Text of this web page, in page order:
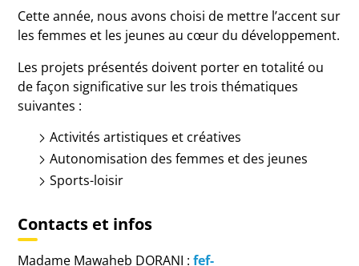
Cette année, nous avons choisi de mettre l’accent sur
les femmes et les jeunes au cœur du développement.
Les projets présentés doivent porter en totalité ou
de façon significative sur les trois thématiques
suivantes :
Activités artistiques et créatives
Autonomisation des femmes et des jeunes
Sports-loisir
Contacts et infos
Madame Mawaheb DORANI :fef-